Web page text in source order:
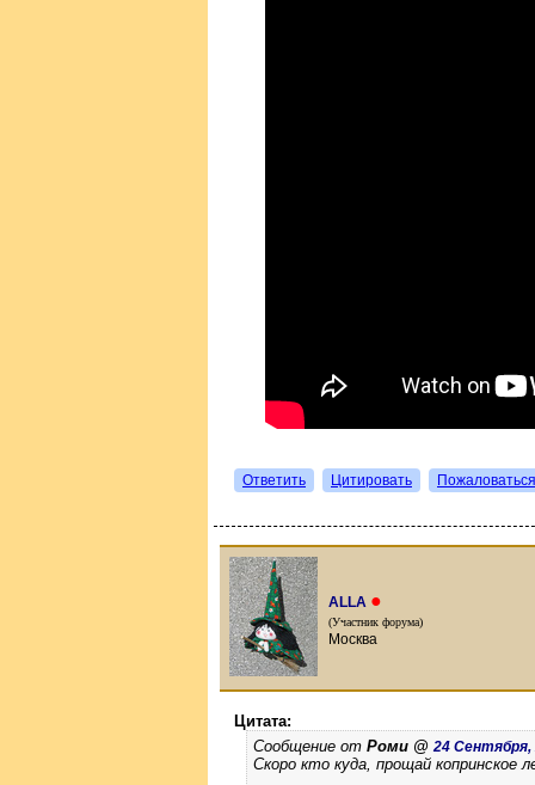
Ответить Цитировать Пожаловаться
ALLA ●
(Участник форума)
Москва
Цитата:
Сообщение от Роми @24 Сентября,
Скоро кто куда, прощай копринское